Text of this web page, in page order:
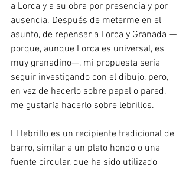
a Lorca y a su obra por presencia y por
ausencia. Después de meterme en el
asunto, de repensar a Lorca y Granada —
porque, aunque Lorca es universal, es
muy granadino—, mi propuesta sería
seguir investigando con el dibujo, pero,
en vez de hacerlo sobre papel o pared,
me gustaría hacerlo sobre lebrillos.
El lebrillo es un recipiente tradicional de
barro, similar a un plato hondo o una
fuente circular, que ha sido utilizado